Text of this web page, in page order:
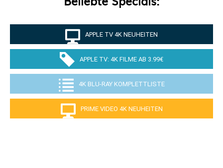
APPLE TV 4K NEUHEITEN
APPLE TV: 4K FILME AB 3.99€
4K BLU-RAY KOMPLETTLISTE
PRIME VIDEO 4K NEUHEITEN